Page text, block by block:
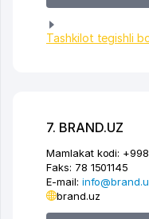
Tashkilot tegishli
7. BRAND.UZ
Mamlakat kodi: +998
Faks: 78 1501145
E-mail:
brand.uz